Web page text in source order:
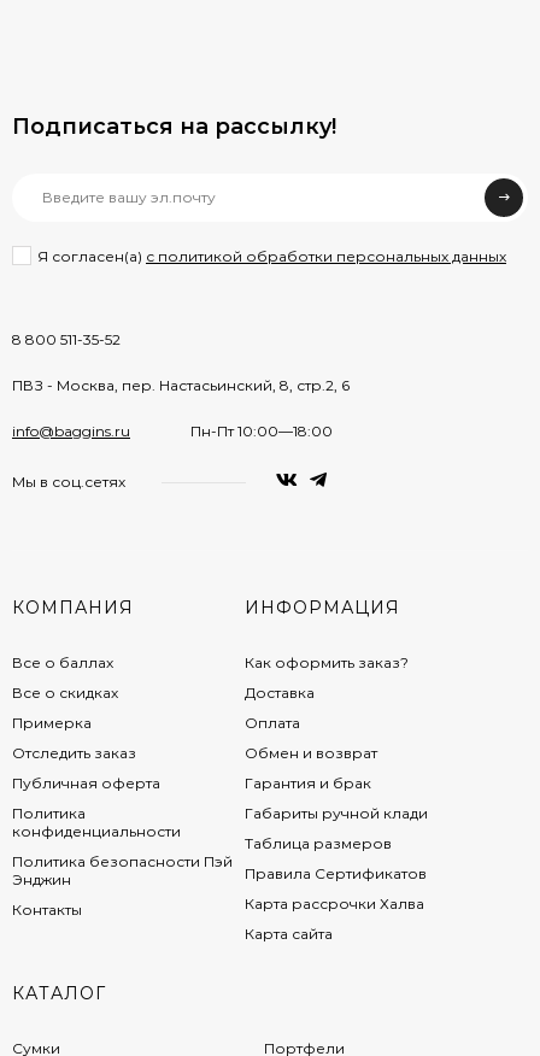
Подписаться на рассылкy!
Я согласен(a) с политикой обработки персональных данных
8 800 511-35-52
ПВЗ - Москва, пер. Настасьинский, 8, стр.2, 6
info@baggins.ru Пн-Пт 10:00—18:00
Мы в соц.сетях
КОМПАНИЯ
Все о баллах
Все о скидках
Примерка
Отследить заказ
Публичная оферта
Политика
конфиденциальности
Политика безопасности Пэй
Энджин
Контакты
ИНФОРМАЦИЯ
Как оформить заказ?
Доставка
Оплата
Обмен и возврат
Гарантия и брак
Габариты ручной клади
Таблица размеров
Правила Сертификатов
Карта рассрочки Халва
Карта сайта
КАТАЛОГ
Сумки Портфели